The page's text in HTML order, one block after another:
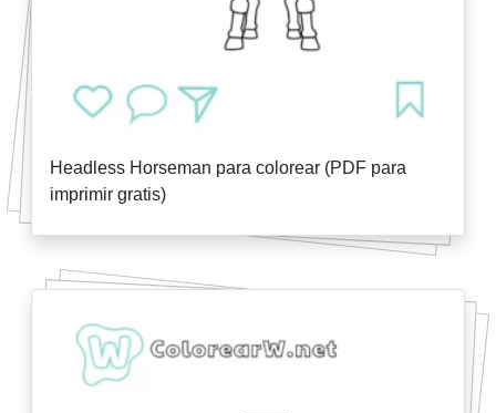
Headless Horseman para colorear (PDF para
imprimir gratis)